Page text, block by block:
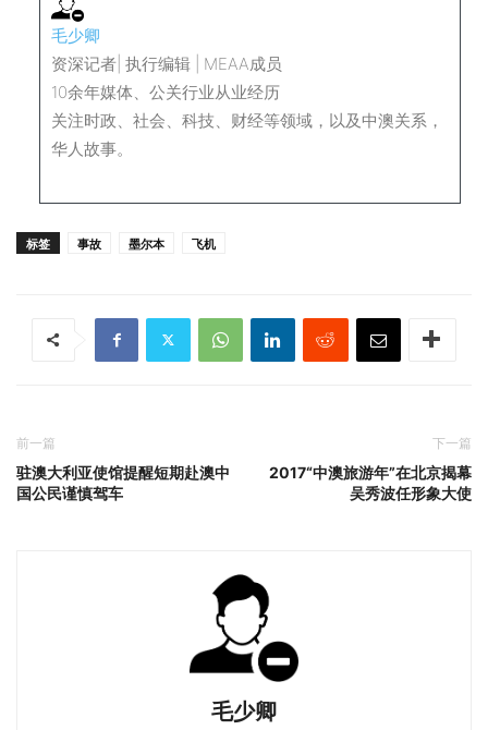
毛少卿
资深记者| 执行编辑 | MEAA成员
10余年媒体、公关行业从业经历
关注时政、社会、科技、财经等领域，以及中澳关系，
华人故事。
标签 事故 墨尔本 飞机
前一篇
驻澳大利亚使馆提醒短期赴澳中
国公民谨慎驾车
下一篇
2017“中澳旅游年”在北京揭幕
吴秀波任形象大使
毛少卿